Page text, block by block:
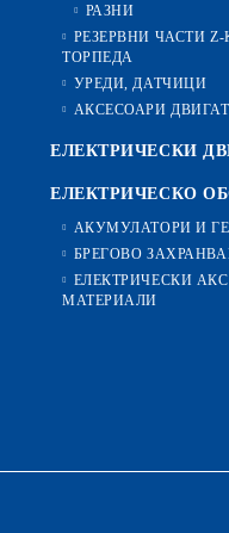
РАЗНИ
РЕЗЕРВНИ ЧАСТИ
ТОРПЕДА
УРЕДИ, ДАТЧИЦИ
АКСЕСОАРИ
ЕЛЕКТРИЧЕСКИ
ЕЛЕКТРИЧЕСКО
АКУМУЛАТОРИ И
БРЕГОВО
ЕЛЕКТРИЧЕСКИ
МАТЕРИАЛИ